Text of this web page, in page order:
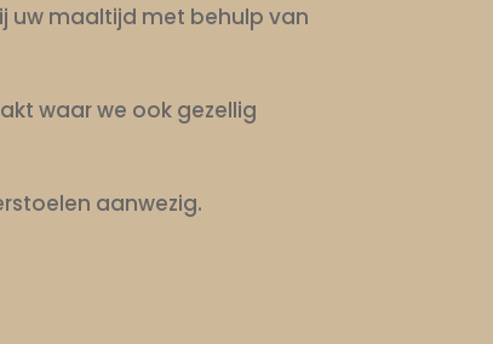
uw maaltijd met behulp van
waar we ook gezellig
aanwezig.